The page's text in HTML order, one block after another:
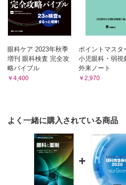
10.眼科で使用する免疫抑制薬(シク
11.新規薬剤による視神経症
眼科ケア 2023年秋季
増刊 眼科検査 完全攻
略バイブル
￥4,400
ポイントマスタ
小児眼科・弱視
外来ノート
￥2,970
よく一緒に購入されている商品
+